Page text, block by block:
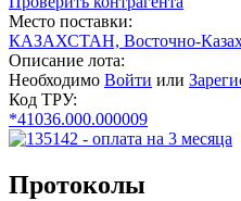
Место поставки:
КАЗАХСТАН, Восточно-
Описание лота:
Необходимо Войти или
Код ТРУ:
*41036.000.000009
Протоколы